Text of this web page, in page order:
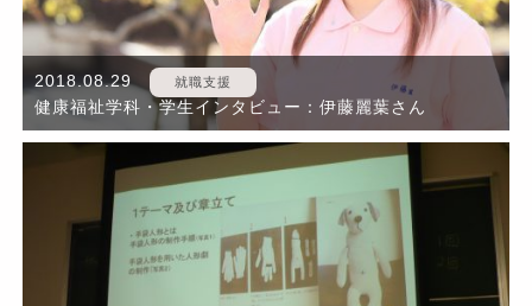
2018.08.29 就職支援
健康福祉学科・学生インタビュー：伊藤麗葉さん